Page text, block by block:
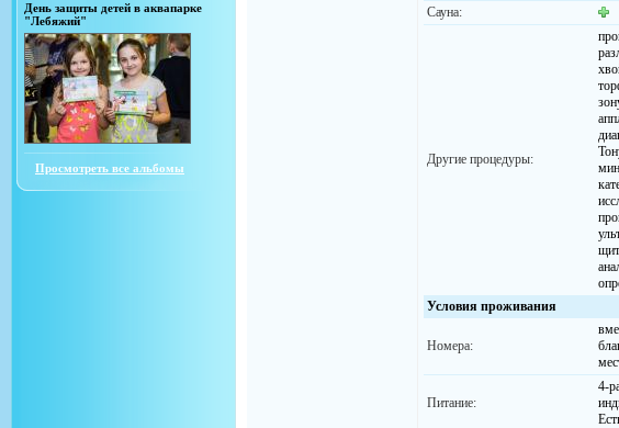
День защиты детей в аквапарке
"Лебяжий"
Просмотреть все альбомы
Сауна:
Другие процедуры:
Условия проживания
Номера:
Питание:
4-